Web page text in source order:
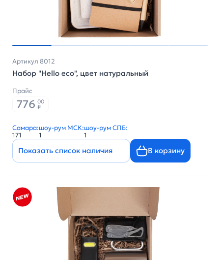
Артикул 8012
Набор "Hello eco", цвет натуральный
Прайс
776 00
₽
Самара:
171
шоу-рум МСК:
1
шоу-рум СПБ:
1
Показать список наличия В корзину